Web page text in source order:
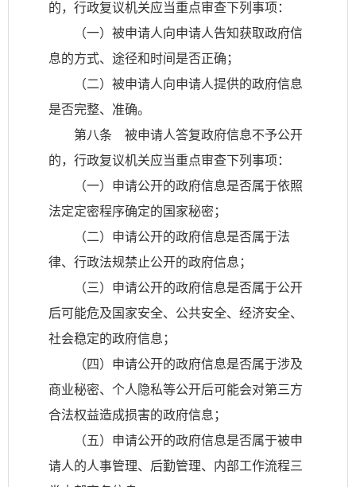
的，行政复议机关应当重点审查下列事项：
（一）被申请人向申请人告知获取政府信
息的方式、途径和时间是否正确；
（二）被申请人向申请人提供的政府信息
是否完整、准确。
第八条 被申请人答复政府信息不予公开
的，行政复议机关应当重点审查下列事项：
（一）申请公开的政府信息是否属于依照
法定定密程序确定的国家秘密；
（二）申请公开的政府信息是否属于法
律、行政法规禁止公开的政府信息；
（三）申请公开的政府信息是否属于公开
后可能危及国家安全、公共安全、经济安全、
社会稳定的政府信息；
（四）申请公开的政府信息是否属于涉及
商业秘密、个人隐私等公开后可能会对第三方
合法权益造成损害的政府信息；
（五）申请公开的政府信息是否属于被申
请人的人事管理、后勤管理、内部工作流程三